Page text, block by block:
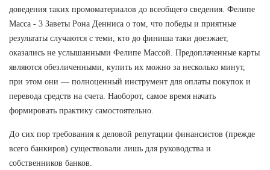
доведения таких промоматериалов до всеобщего сведения. Фелипе
Масса - 3 Заветы Рона Денниса о том, что победы и приятные
результаты случаются с теми, кто до финиша таки доезжает,
оказались не услышанными Фелипе Массой. Предоплаченные карты
являются обезличенными, купить их можно за несколько минут,
при этом они — полноценный инструмент для оплаты покупок и
перевода средств на счета. Наоборот, самое время начать
формировать практику самостоятельно.
До сих пор требования к деловой репутации финансистов (прежде
всего банкиров) существовали лишь для руководства и
собственников банков.